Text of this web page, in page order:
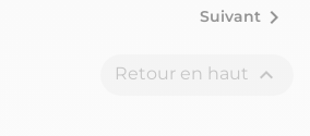
Suivant 
Retour en haut 